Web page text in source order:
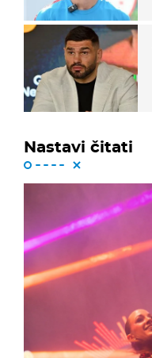
Nastavi čitati